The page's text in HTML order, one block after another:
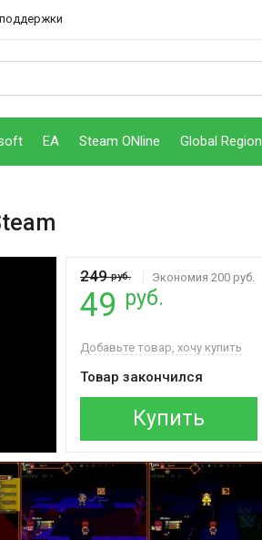
EA Steam ONline Global Region
249руб. Экономия 200 руб.
49 руб.
Добавьте товар, хочу купить
Товар закончился
Купить